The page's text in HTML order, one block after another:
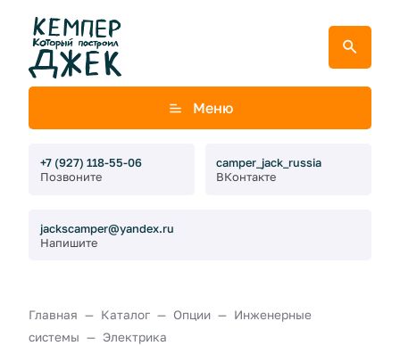
Меню
+7 (927) 118-55-06
Позвоните
camper_jack_russia
ВКонтакте
jackscamper@yandex.ru
Напишите
Главная Каталог Опции
Инженерные
системы
Электрика